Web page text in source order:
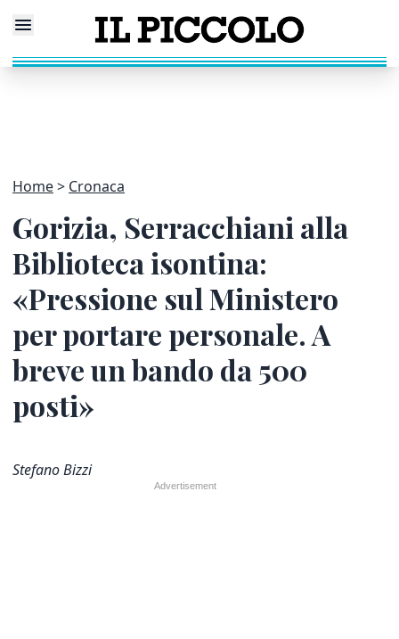
Home Cronaca
Gorizia, Serracchiani alla
Biblioteca isontina:
«Pressione sul Ministero
per portare personale. A
breve un bando da 500
posti»
Stefano Bizzi